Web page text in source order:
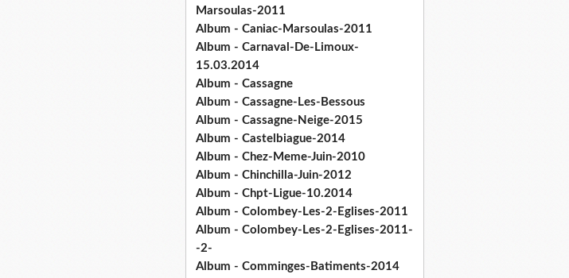
Marsoulas-2011
Album - Caniac-Marsoulas-2011
Album - Carnaval-De-Limoux-
15.03.2014
Album - Cassagne
Album - Cassagne-Les-Bessous
Album - Cassagne-Neige-2015
Album - Castelbiague-2014
Album - Chez-Meme-Juin-2010
Album - Chinchilla-Juin-2012
Album - Chpt-Ligue-10.2014
Album - Colombey-Les-2-Eglises-2011
Album - Colombey-Les-2-Eglises-2011-
-2-
Album - Comminges-Batiments-2014